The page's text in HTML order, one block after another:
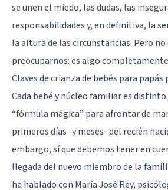
se unen el miedo, las dudas, las
responsabilidades y, en definitiva, la
la altura de las circunstancias. Pero no
preocuparnos: es algo
Claves de crianza de bebés para
Cada bebé y núcleo familiar es distinto
“fórmula mágica” para afrontar de
primeros días -y meses- del recién
embargo, sí que debemos tener en
llegada del nuevo miembro de la
ha hablado con María José Rey,